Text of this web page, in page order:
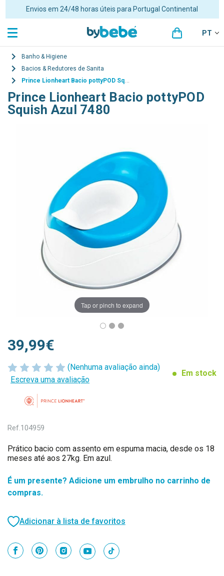
Envios em 24/48 horas úteis para Portugal Continental
PT
Banho & Higiene
Bacios & Redutores de Sanita
Prince Lionheart Bacio pottyPOD Squish Azul 7480
Prince Lionheart Bacio pottyPOD
Squish Azul 7480
Tap or pinch to expand
(Nenhuma avaliação ainda)
Escreva uma avaliação
Em stock
39,99€
Ref.104959
Prático bacio com assento em espuma macia, desde os 18
meses até aos 27kg. Em azul.
É um presente? Adicione um embrulho no carrinho de
compras.
Adicionar à lista de favoritos